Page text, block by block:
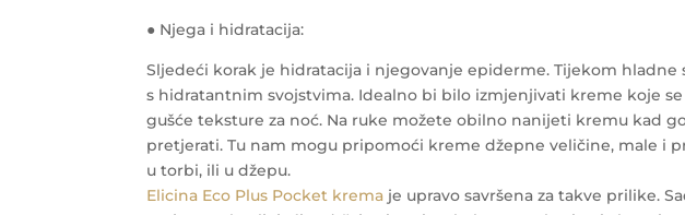
● Njega i hidratacija:
Sljedeći korak je hidratacija i njegovanje epiderme. Tijekom
s hidratantnim svojstvima. Idealno bi bilo izmjenjivati ​​kreme koje
gušće teksture za noć. Na ruke možete obilno nanijeti kremu kad
pretjerati. Tu nam mogu pripomoći kreme džepne veličine, male i
u torbi, ili u džepu.
Elicina Eco Plus Pocket krema je upravo savršena za takve prilike.